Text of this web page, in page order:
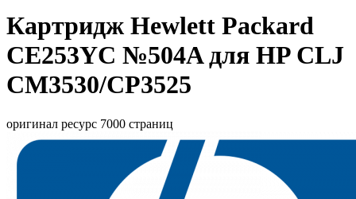
Картридж Hewlett Packard
CE253YC №504A для HP CLJ
CM3530/CP3525
оригинал ресурс 7000 страниц